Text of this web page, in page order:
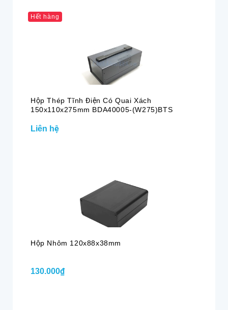
Hết hàng
Hộp Thép Tĩnh Điện Có Quai Xách
150x110x275mm BDA40005-(W275)BTS
Liên hệ
Hộp Nhôm 120x88x38mm
130.000₫